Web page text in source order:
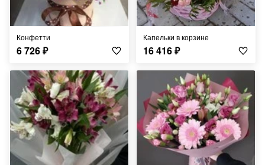
Конфетти
6 726₽
Капельки в корзине
16 416₽